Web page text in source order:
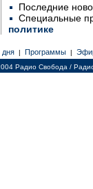
Последние
Специальные
политике
| Программы |
Радио Свобода /